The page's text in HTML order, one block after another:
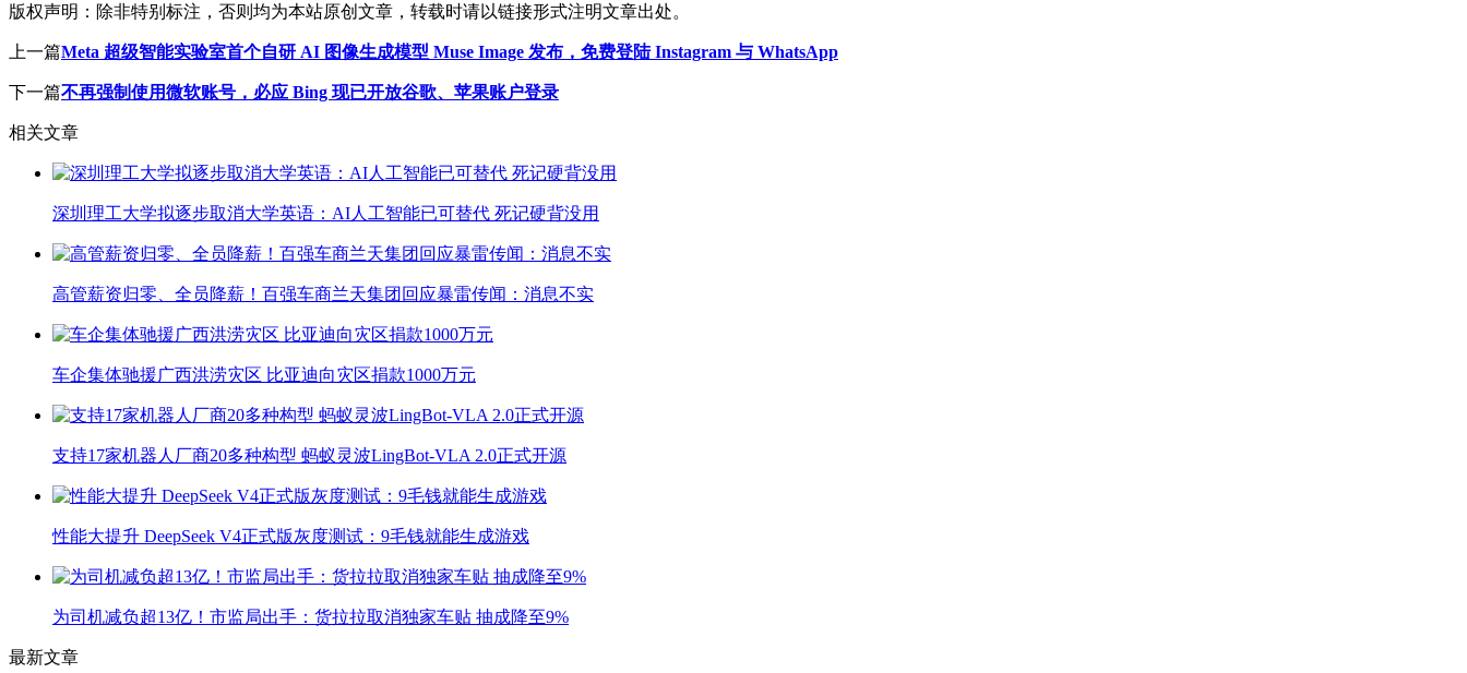
版权声明： 除非特别标注，否则均为本站原创文章，转载时请以链接形式注明文章出处。
上一篇Meta 超级智能实验室首个自研 AI 图像生成模型 Muse Image 发布，免费登陆 Instagram 与 WhatsApp
下一篇不再强制使用微软账号，必应 Bing 现已开放谷歌、苹果账户登录
相关文章
深圳理工大学拟逐步取消大学英语：AI人工智能已可替代 死记硬背没用
高管薪资归零、全员降薪！百强车商兰天集团回应暴雷传闻：消息不实
车企集体驰援广西洪涝灾区 比亚迪向灾区捐款1000万元
支持17家机器人厂商20多种构型 蚂蚁灵波LingBot-VLA 2.0正式开源
性能大提升 DeepSeek V4正式版灰度测试：9毛钱就能生成游戏
为司机减负超13亿！市监局出手：货拉拉取消独家车贴 抽成降至9%
最新文章